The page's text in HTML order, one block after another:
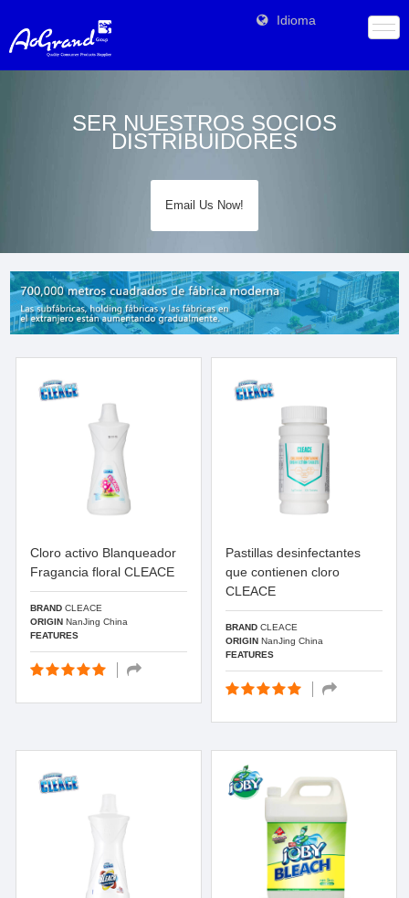
Idioma
SER NUESTROS SOCIOS
DISTRIBUIDORES
Email Us Now!
Cloro activo Blanqueador
Fragancia floral CLEACE
BRANDCLEACE
ORIGINNanJing China
FEATURES
Pastillas desinfectantes
que contienen cloro
CLEACE
BRANDCLEACE
ORIGINNanJing China
FEATURES